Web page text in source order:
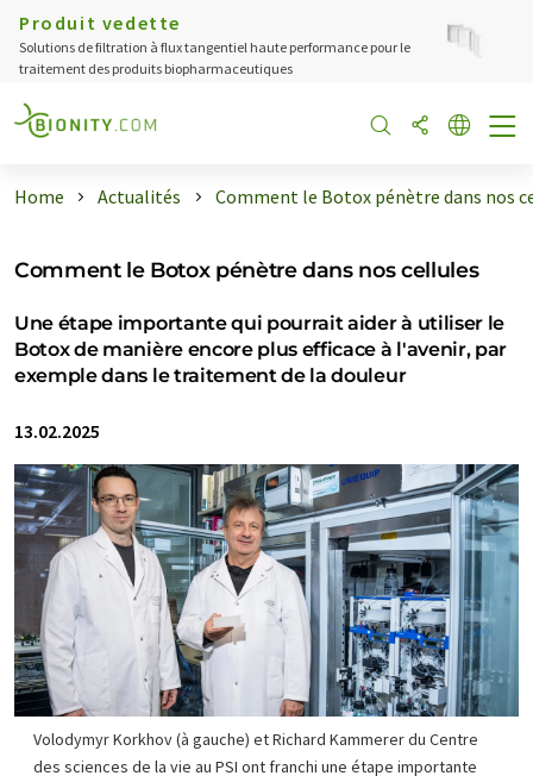
Produit vedette
Solutions de filtration à flux tangentiel haute performance pour le
traitement des produits biopharmaceutiques
Home Actualités Comment le Botox pénètre dans nos
Comment le Botox pénètre dans nos cellules
Une étape importante qui pourrait aider à utiliser le
Botox de manière encore plus efficace à l'avenir, par
exemple dans le traitement de la douleur
13.02.2025
Volodymyr Korkhov (à gauche) et Richard Kammerer du Centre
des sciences de la vie au PSI ont franchi une étape importante